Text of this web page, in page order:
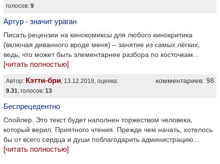
голосов: 9
Артур - значит ураган
Писать рецензии на кинокомиксы для любого кинокритика
(включая диванного вроде меня) – занятие из самых лёгких,
ведь, что может быть элементарнее разбора по косточкам...
[читать полностью]
Автор: Кэтти-бри , 13.12.2018, оценка:
9.31 , голосов: 13
комментариев: 98
Беспрецедентно
Спойлер. Это текст будет наполнен торжеством человека,
который верил. Приятного чтения. Прежде чем начать, хотелось
бы от всего сердца и души поблагодарить администрацию...
[читать полностью]